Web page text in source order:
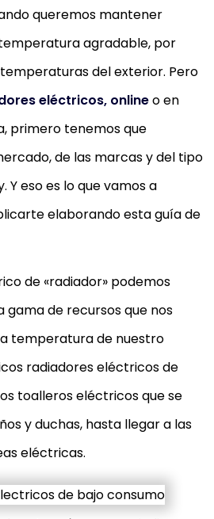
queremos mantener
agradable, por
del exterior. Pero
eléctricos, onlineo en
primero tenemos que
de las marcas y del tipo
Y eso es lo que vamos a
elaborando esta guía de
de «radiador» podemos
de recursos que nos
temperatura de nuestro
radiadores eléctricos de
toalleros eléctricos que se
y duchas, hasta llegar a las
eléctricas.